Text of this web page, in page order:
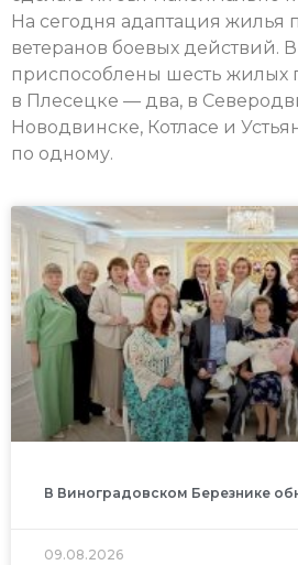
На сегодня адаптация жилья
ветеранов боевых действий.
приспособлены шесть
в Плесецке — два, в
Новодвинске, Котласе и
по одному.
В Виноградовском Березнике
09.08.2026